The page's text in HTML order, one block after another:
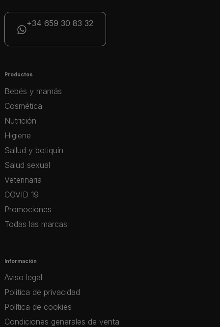
+34 659 30 83 32
Productos
Bebés y mamás
Cosmética
Nutrición
Higiene
Sallud y botiquín
Salud sexual
Veterinaria
COVID 19
Promociones
Todas las marcas
Información
Aviso legal
Política de privacidad
Política de cookies
Condiciones generales de venta